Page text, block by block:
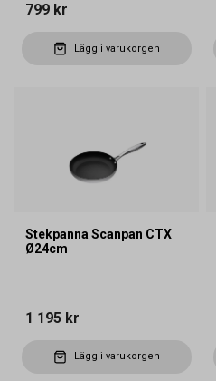
799 kr
Lägg i varukorgen
Stekpanna Scanpan CTX
Ø24cm
1 195 kr
Lägg i varukorgen